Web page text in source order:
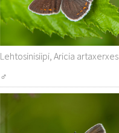
Lehtosinisiipi, Aricia artaxerxes
♂